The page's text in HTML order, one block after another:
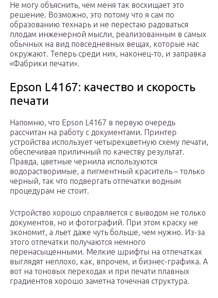
Не могу объяснить, чем меня так восхищает это
решение. Возможно, это потому что я сам по
образованию технарь и не перестаю радоваться
плодам инженерной мысли, реализованным в самых
обычных на вид повседневных вещах, которые нас
окружают. Теперь среди них, наконец-то, и заправка
«Фабрики печати».
Epson L4167: качество и скорость
печати
Напомню, что Epson L4167 в первую очередь
рассчитан на работу с документами. Принтер
устройства использует четырехцветную схему печати,
обеспечивая приличный по качеству результат.
Правда, цветные чернила используются
водорастворимые, а пигментный краситель – только
черный, так что подвергать отпечатки водным
процедурам не стоит.
Устройство хорошо справляется с выводом не только
документов, но и фотографий. При этом краску не
экономит, а льет даже чуть больше, чем нужно. Из-за
этого отпечатки получаются немного
перенасыщенными. Мелкие шрифты на отпечатках
выглядят неплохо, как, впрочем, и бизнес-графика. А
вот на тоновых переходах и при печати плавных
градиентов хорошо заметна точечная структура.